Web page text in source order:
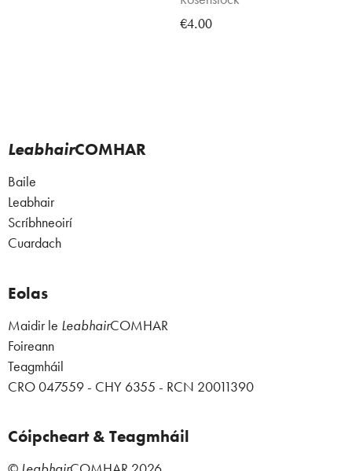
€4.00
LeabhairCOMHAR
Baile
Leabhair
Scríbhneoirí
Cuardach
Eolas
Maidir le LeabhairCOMHAR
Foireann
Teagmháil
CRO 047559 - CHY 6355 - RCN 20011390
Cóipcheart & Teagmháil